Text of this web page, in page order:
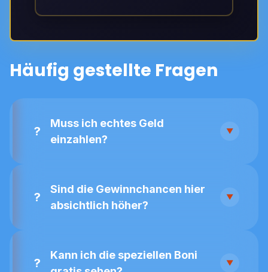
Häufig gestellte Fragen
Muss ich echtes Geld
einzahlen?
Sind die Gewinnchancen hier
absichtlich höher?
Kann ich die speziellen Boni